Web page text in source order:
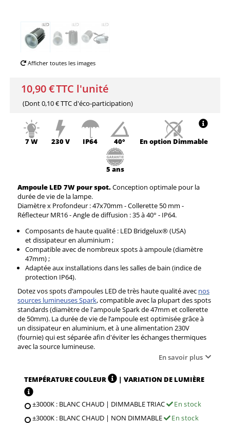
Afficher toutes les images
10,90 €TTC l'unité
(Dont0,10 € TTCd'éco-participation)
7 W 230 V IP64 40° En option Dimmable
5 ans
Ampoule LED 7W pour spot.Conception optimale pour la
durée de vie de la lampe.
Diamètre x Profondeur : 47x70mm - Collerette 50 mm -
Réflecteur MR16 - Angle de diffusion : 35 à 40° - IP64.
Composants de haute qualité : LED Bridgelux® (USA)
et dissipateur en aluminium ;
Compatible avec de nombreux spots à ampoule (diamètre
47mm) ;
Adaptée aux installations dans les salles de bain (indice de
protection IP64).
Dotez vos spots d’ampoules LED de très haute qualité avec nos
sources lumineuses Spark, compatible avec la plupart des spots
standards (diamètre de l'ampoule Spark de 47mm et collerette
de 50mm). La durée de vie de l’ampoule est optimisée grâce à
un dissipateur en aluminium, et à une alimentation 230V
(fournie) qui est séparée afin d'éviter les échanges thermiques
avec la source lumineuse.
En savoir plus
TEMPÉRATURE COULEUR | VARIATION DE LUMIÈRE
±3000K : BLANC CHAUD | DIMMABLE TRIAC
En stock
±3000K : BLANC CHAUD | NON DIMMABLE
En stock